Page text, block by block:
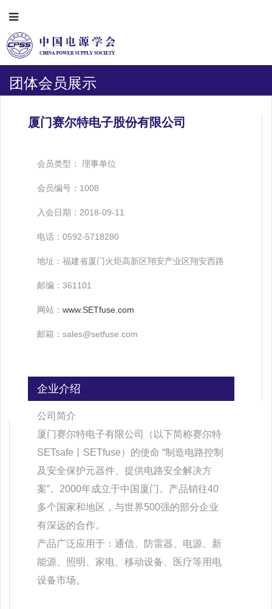
团体会员展示
厦门赛尔特电子股份有限公司
会员类型： 理事单位
会员编号：1008
入会日期：2018-09-11
电话：0592-5718280
地址：福建省厦门火炬高新区翔安产业区翔安西路
8067号
邮编：361101
网站： www.SETfuse.com
邮箱：sales@setfuse.com
企业介绍
公司简介
厦门赛尔特电子有限公司（以下简称赛尔特
SETsafe丨SETfuse）的使命 “制造电路控制
及安全保护元器件、提供电路安全解决方
案”。2000年成立于中国厦门。产品销往40
多个国家和地区，与世界500强的部分企业
有深远的合作。
产品广泛应用于：通信、防雷器、电源、新
能源、照明、家电、移动设备、医疗等用电
设备市场。